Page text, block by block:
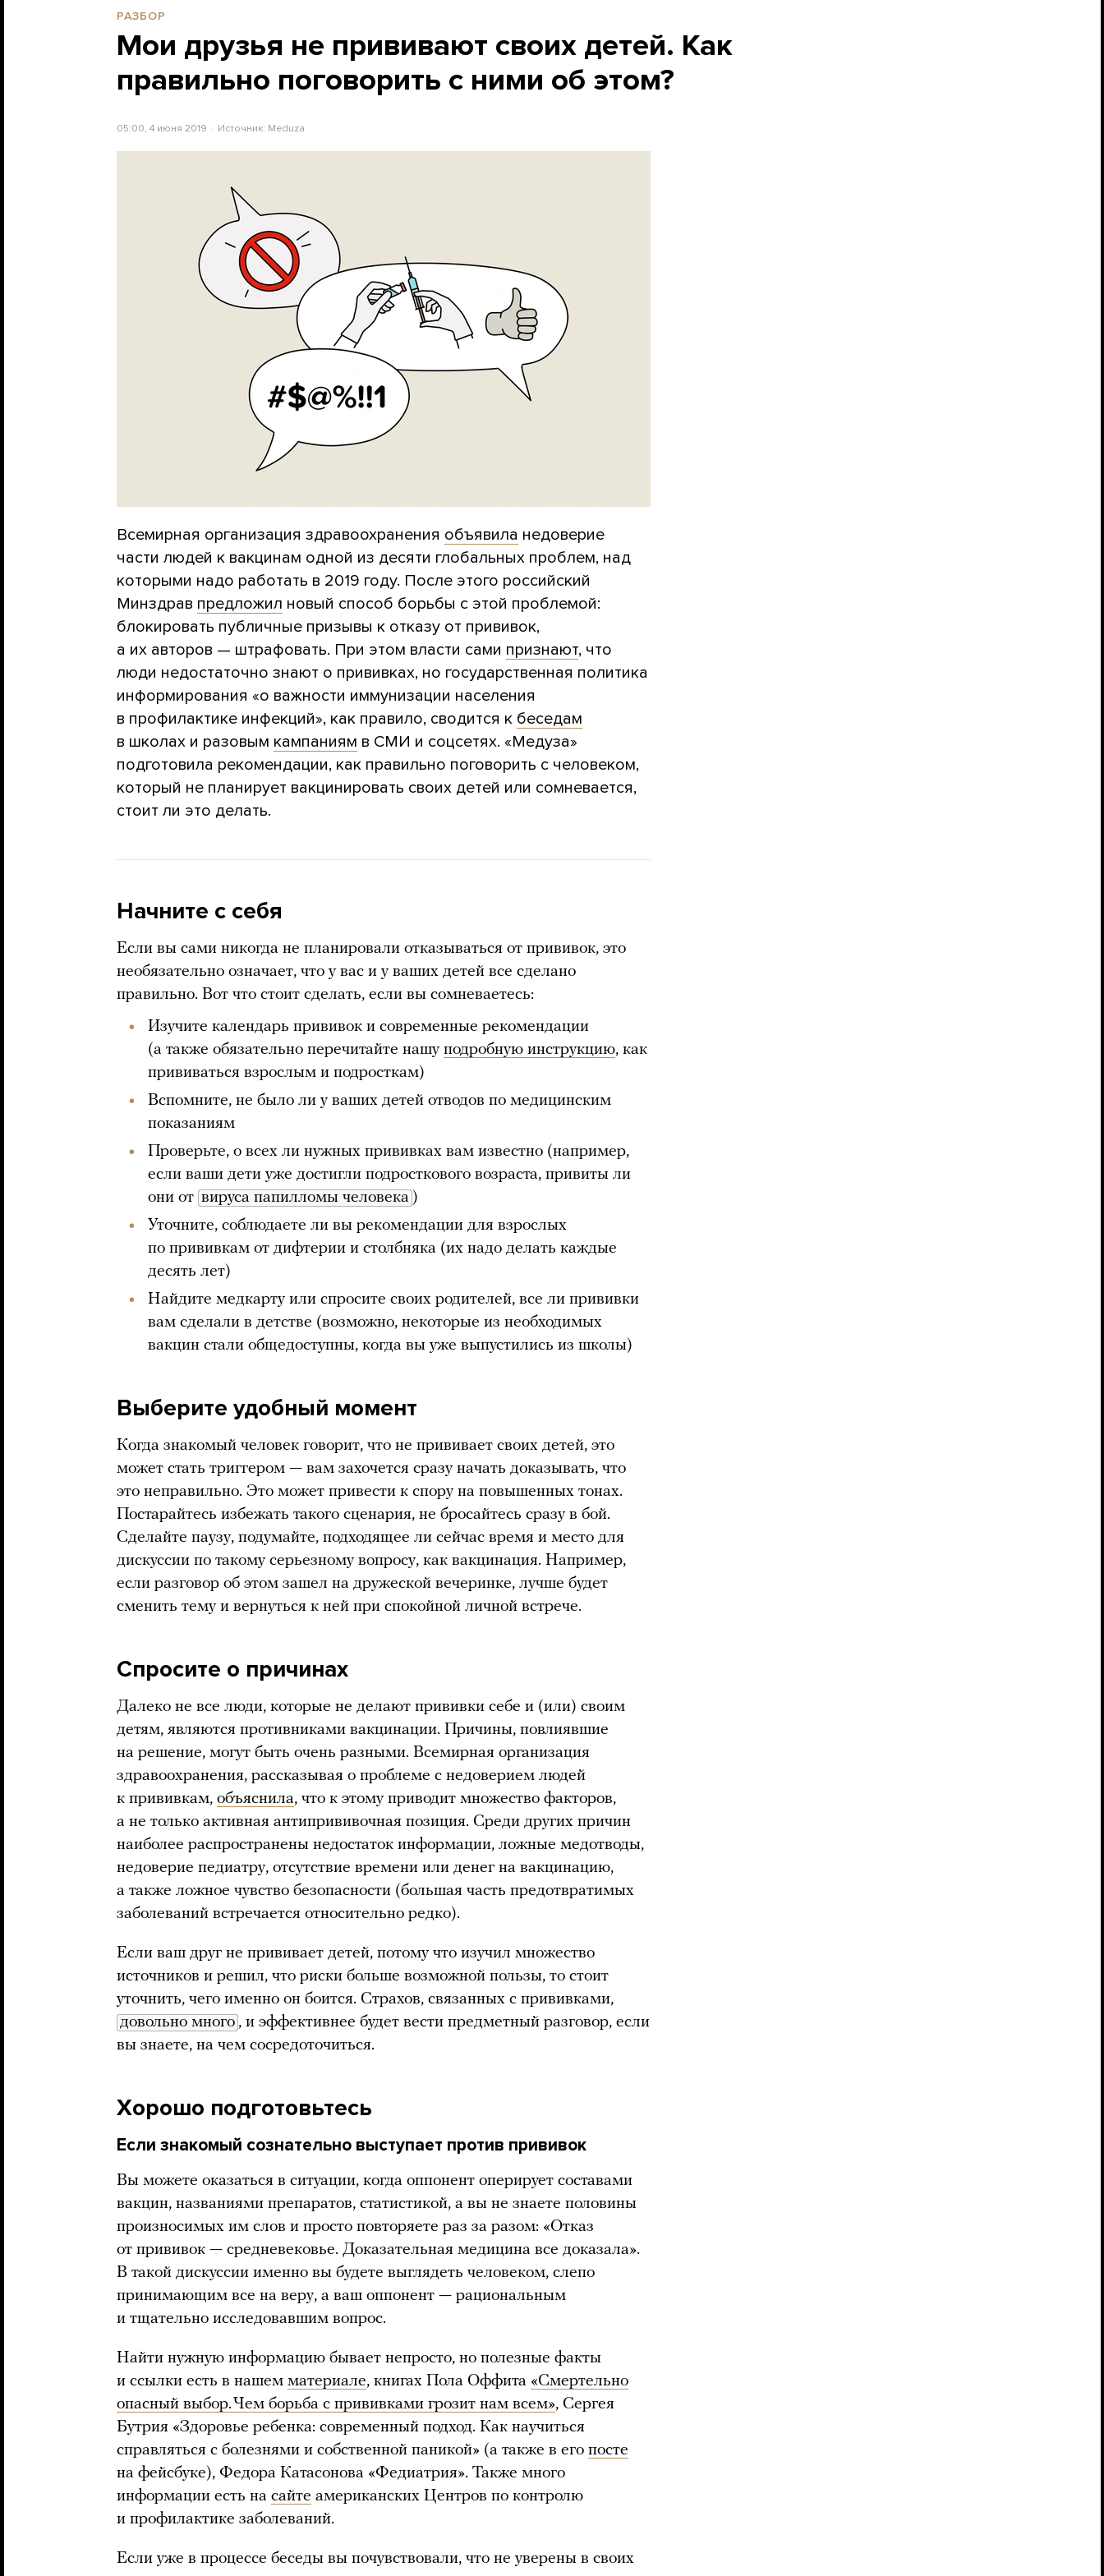
РАЗБОР
Мои друзья не прививают своих детей. Как
правильно поговорить с ними об этом?
05:00, 4 июня 2019 Источник: Meduza
Всемирная организация здравоохранения объявила недоверие
части людей к вакцинам одной из десяти глобальных проблем, над
которыми надо работать в 2019 году. После этого российский
Минздрав предложил новый способ борьбы с этой проблемой:
блокировать публичные призывы к отказу от прививок,
а их авторов — штрафовать. При этом власти сами признают, что
люди недостаточно знают о прививках, но государственная политика
информирования «о важности иммунизации населения
в профилактике инфекций», как правило, сводится к беседам
в школах и разовым кампаниям в СМИ и соцсетях. «Медуза»
подготовила рекомендации, как правильно поговорить с человеком,
который не планирует вакцинировать своих детей или сомневается,
стоит ли это делать.
Начните с себя
Если вы сами никогда не планировали отказываться от прививок, это
необязательно означает, что у вас и у ваших детей все сделано
правильно. Вот что стоит сделать, если вы сомневаетесь:
Изучите календарь прививок и современные рекомендации
(а также обязательно перечитайте нашу подробную инструкцию, как
прививаться взрослым и подросткам)
Вспомните, не было ли у ваших детей отводов по медицинским
показаниям
Проверьте, о всех ли нужных прививках вам известно (например,
если ваши дети уже достигли подросткового возраста, привиты ли
они от вируса папилломы человека )
Уточните, соблюдаете ли вы рекомендации для взрослых
по прививкам от дифтерии и столбняка (их надо делать каждые
десять лет)
Найдите медкарту или спросите своих родителей, все ли прививки
вам сделали в детстве (возможно, некоторые из необходимых
вакцин стали общедоступны, когда вы уже выпустились из школы)
Выберите удобный момент
Когда знакомый человек говорит, что не прививает своих детей, это
может стать триггером — вам захочется сразу начать доказывать, что
это неправильно. Это может привести к спору на повышенных тонах.
Постарайтесь избежать такого сценария, не бросайтесь сразу в бой.
Сделайте паузу, подумайте, подходящее ли сейчас время и место для
дискуссии по такому серьезному вопросу, как вакцинация. Например,
если разговор об этом зашел на дружеской вечеринке, лучше будет
сменить тему и вернуться к ней при спокойной личной встрече.
Спросите о причинах
Далеко не все люди, которые не делают прививки себе и (или) своим
детям, являются противниками вакцинации. Причины, повлиявшие
на решение, могут быть очень разными. Всемирная организация
здравоохранения, рассказывая о проблеме с недоверием людей
к прививкам, объяснила, что к этому приводит множество факторов,
а не только активная антипрививочная позиция. Среди других причин
наиболее распространены недостаток информации, ложные медотводы,
недоверие педиатру, отсутствие времени или денег на вакцинацию,
а также ложное чувство безопасности (большая часть предотвратимых
заболеваний встречается относительно редко).
Если ваш друг не прививает детей, потому что изучил множество
источников и решил, что риски больше возможной пользы, то стоит
уточнить, чего именно он боится. Страхов, связанных с прививками,
довольно много , и эффективнее будет вести предметный разговор, если
вы знаете, на чем сосредоточиться.
Хорошо подготовьтесь
Если знакомый сознательно выступает против прививок
Вы можете оказаться в ситуации, когда оппонент оперирует составами
вакцин, названиями препаратов, статистикой, а вы не знаете половины
произносимых им слов и просто повторяете раз за разом: «Отказ
от прививок — средневековье. Доказательная медицина все доказала».
В такой дискуссии именно вы будете выглядеть человеком, слепо
принимающим все на веру, а ваш оппонент — рациональным
и тщательно исследовавшим вопрос.
Найти нужную информацию бывает непросто, но полезные факты
и ссылки есть в нашем материале, книгах Пола Оффита «Смертельно
опасный выбор. Чем борьба с прививками грозит нам всем», Сергея
Бутрия «Здоровье ребенка: современный подход. Как научиться
справляться с болезнями и собственной паникой» (а также в его посте
на фейсбуке), Федора Катасонова «Федиатрия». Также много
информации есть на сайте американских Центров по контролю
и профилактике заболеваний.
Если уже в процессе беседы вы почувствовали, что не уверены в своих